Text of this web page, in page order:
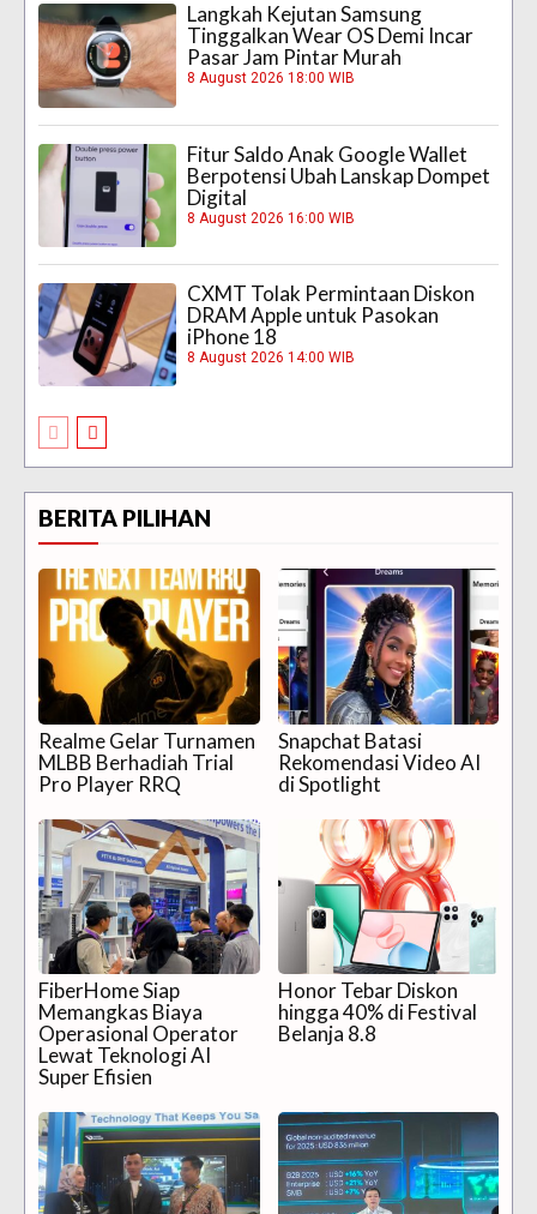
Langkah Kejutan Samsung
Tinggalkan Wear OS Demi Incar
Pasar Jam Pintar Murah
8 August 2026 18:00 WIB
Fitur Saldo Anak Google Wallet
Berpotensi Ubah Lanskap Dompet
Digital
8 August 2026 16:00 WIB
CXMT Tolak Permintaan Diskon
DRAM Apple untuk Pasokan
iPhone 18
8 August 2026 14:00 WIB
BERITA PILIHAN
Realme Gelar Turnamen
MLBB Berhadiah Trial
Pro Player RRQ
Snapchat Batasi
Rekomendasi Video AI
di Spotlight
FiberHome Siap
Memangkas Biaya
Operasional Operator
Lewat Teknologi AI
Super Efisien
Honor Tebar Diskon
hingga 40% di Festival
Belanja 8.8